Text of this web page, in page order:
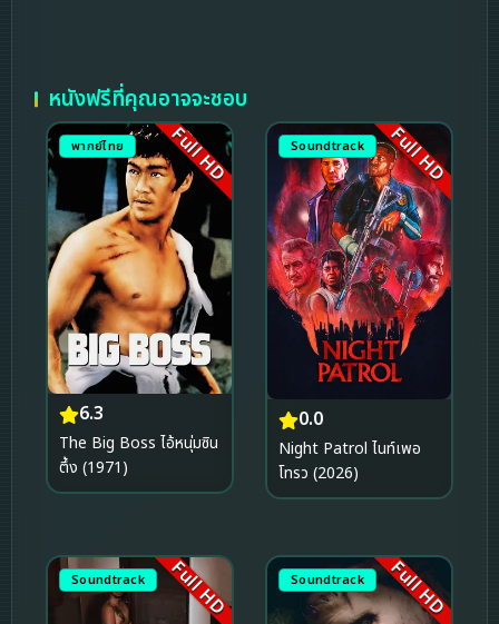
หนังฟรีที่คุณอาจจะชอบ
พากย์ไทย Full HD
6.3
The Big Boss ไอ้หนุ่มซิน
ตึ้ง (1971)
Soundtrack Full HD
0.0
Night Patrol ไนท์เพอ
โทรว (2026)
Soundtrack Full HD Soundtrack Full HD